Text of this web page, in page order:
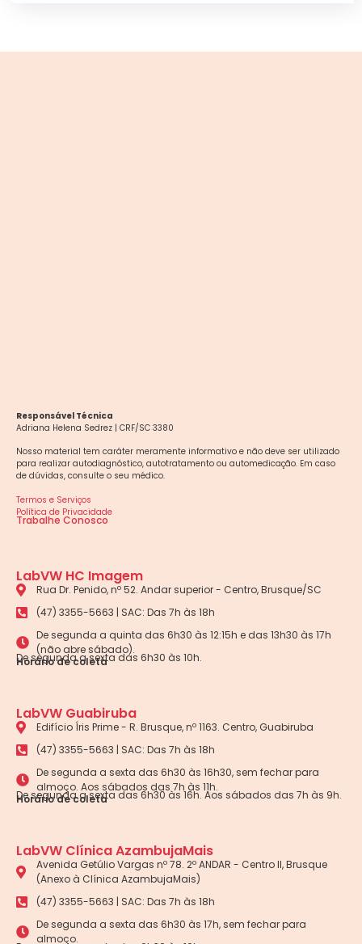
Responsável Técnica
Adriana Helena Sedrez | CRF/SC 3380
Nosso material tem caráter meramente informativo e não deve ser utilizado
para realizar autodiagnóstico, autotratamento ou automedicação. Em caso
de dúvidas, consulte o seu médico.
Termos e Serviços
Política de Privacidade
Trabalhe Conosco
LabVW HC Imagem
Rua Dr. Penido, nº 52. Andar superior - Centro, Brusque/SC
(47) 3355-5663 | SAC: Das 7h às 18h
De segunda a quinta das 6h30 às 12:15h e das 13h30 às 17h
(não abre sábado).
Horário de coleta
De segunda a sexta das 6h30 às 10h.
LabVW Guabiruba
Edifício Íris Prime - R. Brusque, nº 1163. Centro, Guabiruba
(47) 3355-5663 | SAC: Das 7h às 18h
De segunda a sexta das 6h30 às 16h30, sem fechar para
almoço. Aos sábados das 7h às 11h.
Horário de coleta
De segunda a sexta das 6h30 às 16h. Aos sábados das 7h às 9h.
LabVW Clínica AzambujaMais
Avenida Getúlio Vargas nº 78. 2º ANDAR - Centro II, Brusque
(Anexo à Clínica AzambujaMais)
(47) 3355-5663 | SAC: Das 7h às 18h
De segunda a sexta das 6h30 às 17h, sem fechar para
almoço.